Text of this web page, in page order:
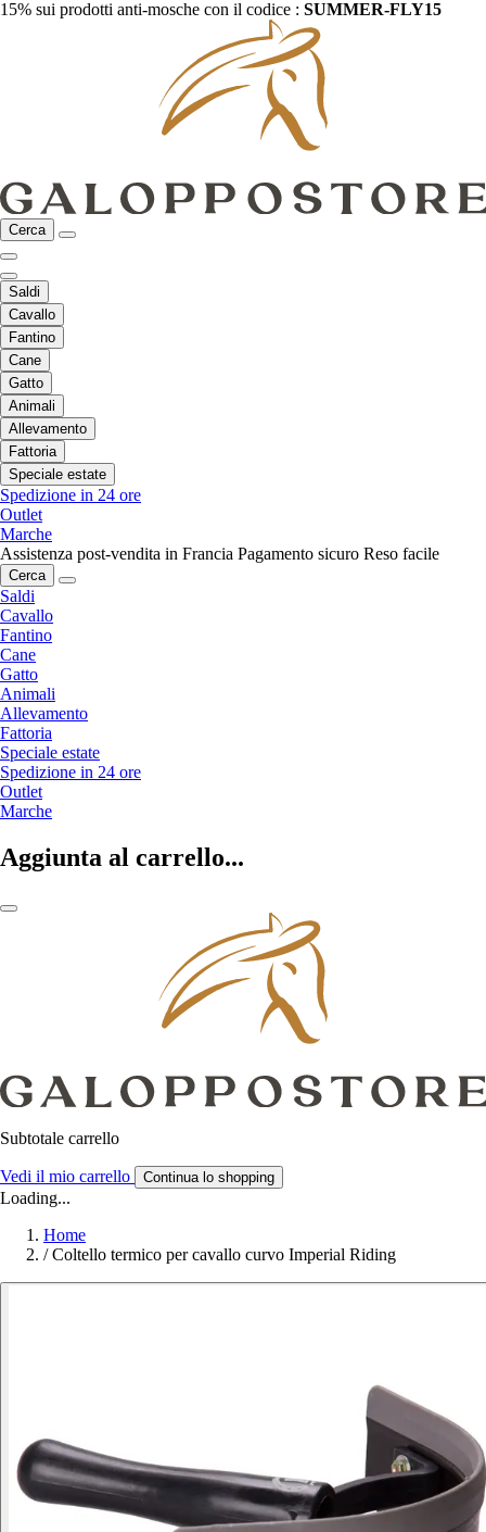
15% sui prodotti anti-mosche con il codice : SUMMER-FLY15
Cerca
Saldi
Cavallo
Fantino
Cane
Gatto
Animali
Allevamento
Fattoria
Speciale estate
Spedizione in 24 ore
Outlet
Marche
Assistenza post-vendita in Francia Pagamento sicuro Reso facile
Cerca
Saldi
Cavallo
Fantino
Cane
Gatto
Animali
Allevamento
Fattoria
Speciale estate
Spedizione in 24 ore
Outlet
Marche
Aggiunta al carrello...
Subtotale carrello
Vedi il mio carrello Continua lo shopping
Loading...
Home
/ Coltello termico per cavallo curvo Imperial Riding